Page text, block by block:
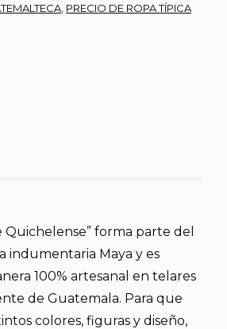
PRECIO DE ROPA TÍPICA
Quichelense” forma parte del
indumentaria Maya y es
100% artesanal en telares
de Guatemala. Para que
colores, figuras y diseño,